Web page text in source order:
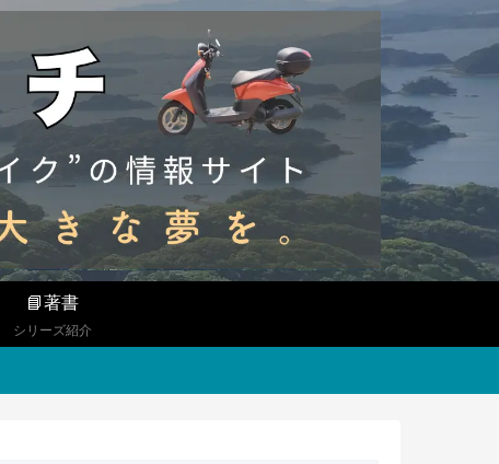
📘著書
シリーズ紹介